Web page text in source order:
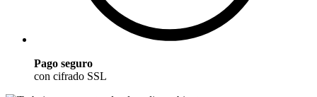
Pago seguro
con cifrado SSL